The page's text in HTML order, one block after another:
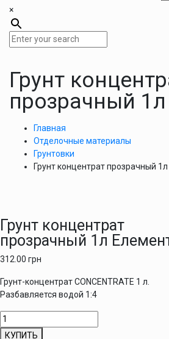
×
Грунт
прозрачный
Главная
Отделочные материалы
Грунтовки
Грунт концентрат прозрачный
Грунт концентрат
прозрачный 1л
312.00 грн
Грунт-концентрат CONCENTRATE 1 л.
Разбавляется водой 1:4
Количество
товара
КУПИТЬ